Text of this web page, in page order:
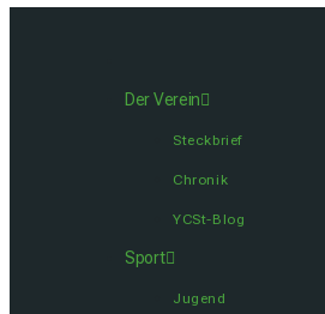
Der Verein
Steckbrief
Chronik
YCSt-Blog
Sport
Jugend